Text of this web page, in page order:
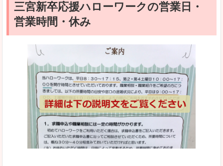
三宮新卒応援ハローワークの営業日・
営業時間・休み